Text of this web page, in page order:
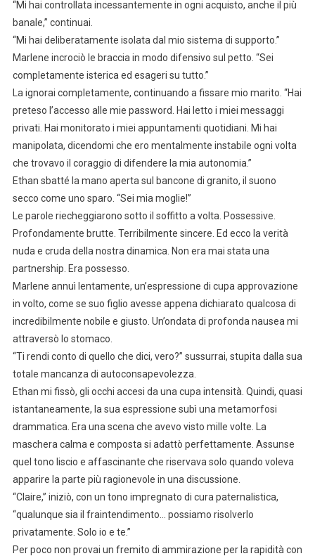
“Mi hai controllata incessantemente in ogni acquisto, anche il più
banale,” continuai.
“Mi hai deliberatamente isolata dal mio sistema di supporto.”
Marlene incrociò le braccia in modo difensivo sul petto. “Sei
completamente isterica ed esageri su tutto.”
La ignorai completamente, continuando a fissare mio marito. “Hai
preteso l’accesso alle mie password. Hai letto i miei messaggi
privati. Hai monitorato i miei appuntamenti quotidiani. Mi hai
manipolata, dicendomi che ero mentalmente instabile ogni volta
che trovavo il coraggio di difendere la mia autonomia.”
Ethan sbatté la mano aperta sul bancone di granito, il suono
secco come uno sparo. “Sei mia moglie!”
Le parole riecheggiarono sotto il soffitto a volta. Possessive.
Profondamente brutte. Terribilmente sincere. Ed ecco la verità
nuda e cruda della nostra dinamica. Non era mai stata una
partnership. Era possesso.
Marlene annuì lentamente, un’espressione di cupa approvazione
in volto, come se suo figlio avesse appena dichiarato qualcosa di
incredibilmente nobile e giusto. Un’ondata di profonda nausea mi
attraversò lo stomaco.
“Ti rendi conto di quello che dici, vero?” sussurrai, stupita dalla sua
totale mancanza di autoconsapevolezza.
Ethan mi fissò, gli occhi accesi da una cupa intensità. Quindi, quasi
istantaneamente, la sua espressione subì una metamorfosi
drammatica. Era una scena che avevo visto mille volte. La
maschera calma e composta si adattò perfettamente. Assunse
quel tono liscio e affascinante che riservava solo quando voleva
apparire la parte più ragionevole in una discussione.
“Claire,” iniziò, con un tono impregnato di cura paternalistica,
“qualunque sia il fraintendimento… possiamo risolverlo
privatamente. Solo io e te.”
Per poco non provai un fremito di ammirazione per la rapidità con